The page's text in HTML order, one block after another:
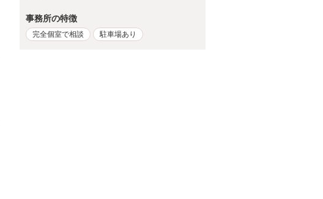
事務所の特徴
完全個室で相談 駐車場あり